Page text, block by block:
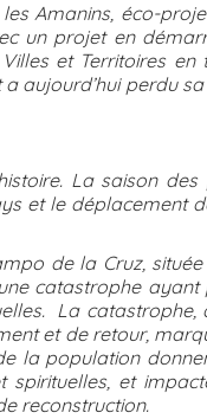
Amanins, éco-
un projet en
et Territoires en
aujourd’hui perdu
La saison
et le déplacement
de la Cruz,
catastrophe
La catastrophe,
et de retour,
la population
spirituelles, et
reconstruction.